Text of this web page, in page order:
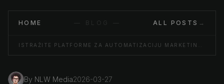
HOME — BLOG — ALL POSTS →
By NLW Media2026-03-27